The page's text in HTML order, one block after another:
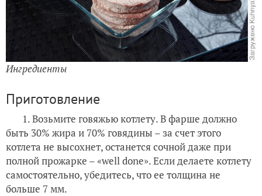
Ингредиенты
Приготовление
1. Возьмите говяжью котлету. В фарше должно
быть 30% жира и 70% говядины – за счет этого
котлета не высохнет, останется сочной даже при
полной прожарке – «well done». Если делаете котлету
самостоятельно, убедитесь, что ее толщина не
больше 7 мм.